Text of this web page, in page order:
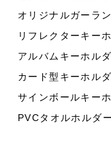
オリジナルガーラ
リフレクターキー
アルバムキーホル
カード型キーホル
サインボールキー
PVCタオルホルダー